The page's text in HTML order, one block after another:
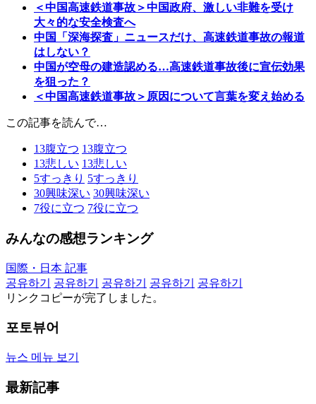
＜中国高速鉄道事故＞中国政府、激しい非難を受け
大々的な安全検査へ
中国「深海探査」ニュースだけ、高速鉄道事故の報道
はしない？
中国が空母の建造認める…高速鉄道事故後に宣伝効果
を狙った？
＜中国高速鉄道事故＞原因について言葉を変え始める
この記事を読んで…
13腹立つ 13腹立つ
13悲しい 13悲しい
5すっきり 5すっきり
30興味深い 30興味深い
7役に立つ 7役に立つ
みんなの感想ランキング
国際・日本 記事
공유하기
공유하기 공유하기 공유하기
공유하기
リンクコピーが完了しました。
포토뷰어
뉴스 메뉴 보기
最新記事